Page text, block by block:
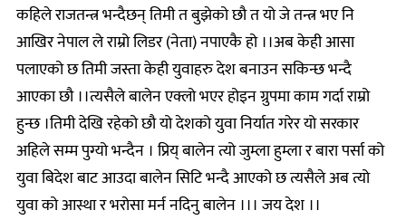
कहिले राजतन्त्र भन्दैछन् तिमी त बुझेको छौ त यो जे तन्त्र भए नि
आखिर नेपाल ले राम्रो लिडर (नेता) नपाएकै हो ।।अब केही आसा
पलाएको छ तिमी जस्ता केही युवाहरु देश बनाउन सकिन्छ भन्दै
आएका छौ ।।त्यसैले बालेन एक्लो भएर होइन ग्रुपमा काम गर्दा राम्रो
हुन्छ ।तिमी देखि रहेको छौ यो देशको युवा निर्यात गरेर यो सरकार
अहिले सम्म पुग्यो भन्दैन । प्रिय् बालेन त्यो जुम्ला हुम्ला र बारा पर्सा को
युवा बिदेश बाट आउदा बालेन सिटि भन्दै आएको छ त्यसैले अब त्यो
युवा को आस्था र भरोसा मर्न नदिनु बालेन ।।। जय देश ।।